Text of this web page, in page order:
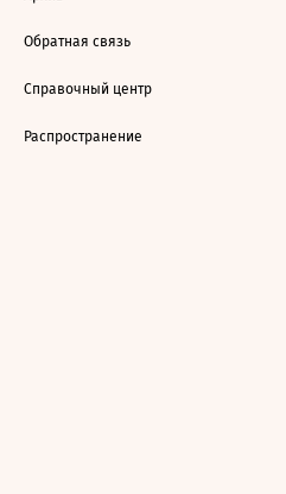
Обратная связь
Справочный центр
Распространение